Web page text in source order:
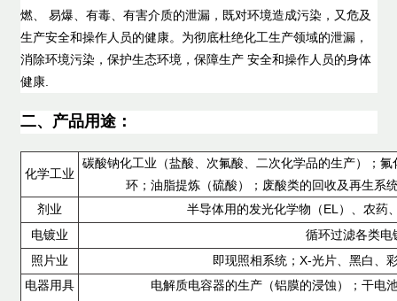
燃、 易爆、有毒、有害介质的泄漏，既对环境造成污染，又危及
生产安全和操作人员的健康。为彻底杜绝化工生产领域的泄漏，
消除环境污染，保护生态环境，保障生产 安全和操作人员的身体
健康.
二、产品用途：
化学工业
碳酸钠化工业（盐酸、次氟酸、二次化学品的生产）；
环；油脂提炼（硫酸）；废酸类的回收及再生系
剂业
半导体用的发光化学物（EL）、农药
电镀业
循环过滤各类电
照片业
即现照相系统；X-光片、黑白、
电器用具
电解质电容器的生产（铝膜的浸蚀）；干电